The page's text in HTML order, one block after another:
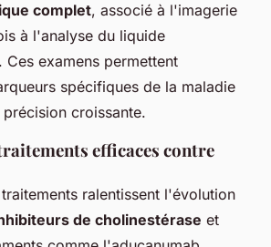
complet, associé à l'imagerie
à l'analyse du liquide
examens permettent
spécifiques de la maladie
croissante.
efficaces contre
ralentissent l'évolution
de cholinestérase et